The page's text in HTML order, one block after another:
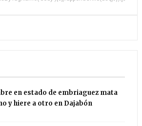
en estado de embriaguez mata
y hiere a otro en Dajabón